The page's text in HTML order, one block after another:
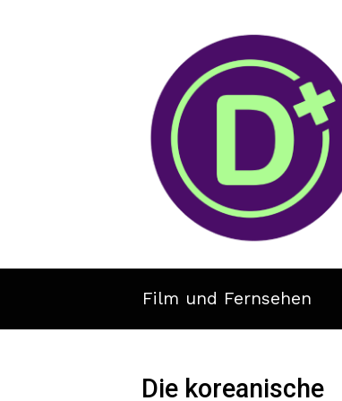
Film und Fernsehen
Die koreanische